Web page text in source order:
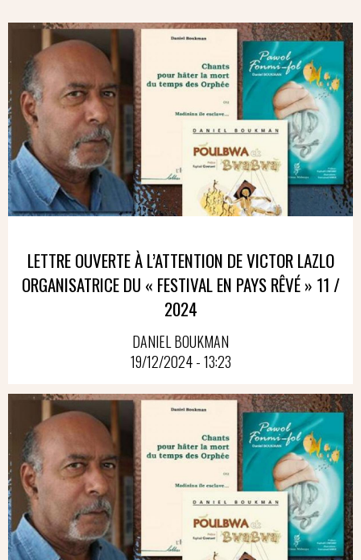
LETTRE OUVERTE À L’ATTENTION DE VICTOR LAZLO
ORGANISATRICE DU « FESTIVAL EN PAYS RÊVÉ » 11 /
2024
DANIEL BOUKMAN
19/12/2024 - 13:23